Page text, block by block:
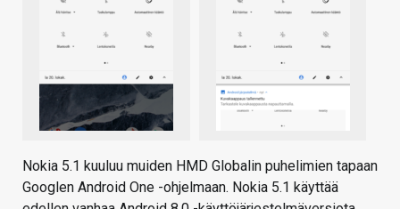
Nokia 5.1 kuuluu muiden HMD Globalin puhelimien tapaan
Googlen Android One -ohjelmaan. Nokia 5.1 käyttää